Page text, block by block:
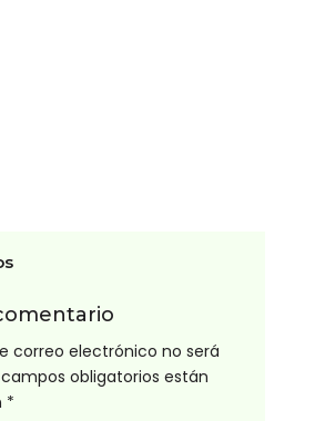
correo electrónico no será
campos obligatorios están
*